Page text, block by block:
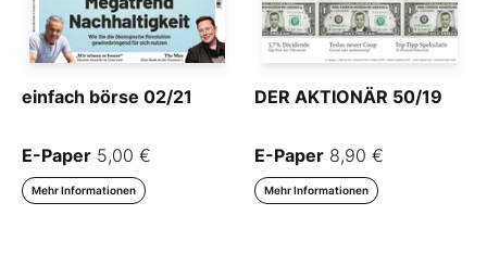
einfach börse 02/21
E-Paper 5,00 €
Mehr Informationen
DER AKTIONÄR 50/19
E-Paper 8,90 €
Mehr Informationen